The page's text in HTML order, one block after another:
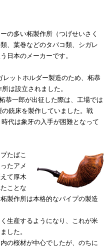
の多い柘製作所（つげせいさく
、葉巻などのタバコ類、シガレ
日本のメーカーです。
レットホルダー製造のため、柘恭
は設立されました。
恭一郎が出征した際は、工場では
銃床を製作していました。戦
代は象牙の入手が困難となって
たばこ
たアメ
て厚木
ことな
製作所は本格的なパイプの製造
生産するようになり、これが米
した。
の桜材が中心でしたが、のちに